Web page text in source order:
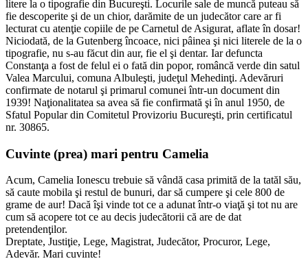
litere la o tipografie din Bucureşti. Locurile sale de muncă puteau să
fie descoperite şi de un chior, darămite de un judecător care ar fi
lecturat cu atenţie copiile de pe Carnetul de Asigurat, aflate în dosar!
Niciodată, de la Gutenberg încoace, nici pâinea şi nici literele de la o
tipografie, nu s-au făcut din aur, fie el şi dentar. Iar defuncta
Constanţa a fost de felul ei o fată din popor, româncă verde din satul
Valea Marcului, comuna Albuleşti, judeţul Mehedinţi. Adevăruri
confirmate de notarul şi primarul comunei într-un document din
1939! Naţionalitatea sa avea să fie confirmată şi în anul 1950, de
Sfatul Popular din Comitetul Provizoriu Bucureşti, prin certificatul
nr. 30865.
Cuvinte (prea) mari pentru Camelia
Acum, Camelia Ionescu trebuie să vândă casa primită de la tatăl său,
să caute mobila şi restul de bunuri, dar să cumpere şi cele 800 de
grame de aur! Dacă îşi vinde tot ce a adunat într-o viaţă şi tot nu are
cum să acopere tot ce au decis judecătorii că are de dat
pretendenţilor.
Dreptate, Justiţie, Lege, Magistrat, Judecător, Procuror, Lege,
Adevăr. Mari cuvinte!